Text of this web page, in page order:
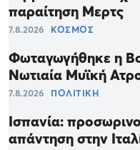
παραίτηση Μερτς
7.8.2026 ΚΟΣΜΟΣ
Φωταγωγήθηκε η
Νωτιαία Μυϊκή
7.8.2026 ΠΟΛΙΤΙΚΗ
Ισπανία:
απάντηση στην